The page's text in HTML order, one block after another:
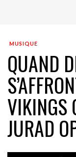
MUSIQUE
QUAND
VIKINGS
JURAD